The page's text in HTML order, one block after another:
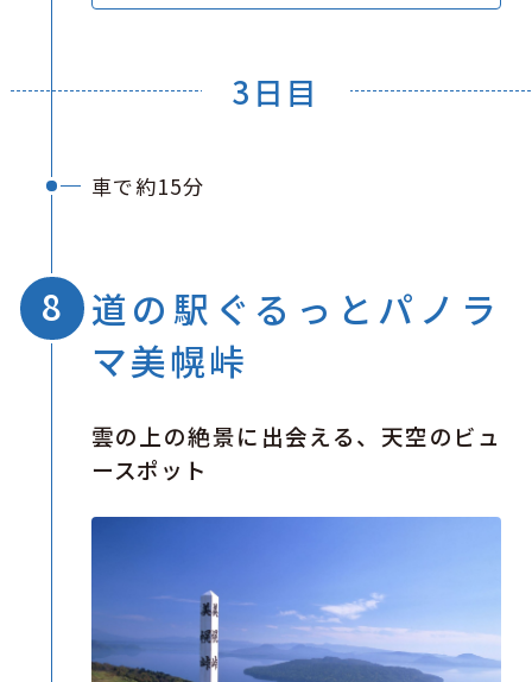
3日目
車で約15分
道の駅ぐるっとパノラ
マ美幌峠
雲の上の絶景に出会える、天空のビュ
ースポット